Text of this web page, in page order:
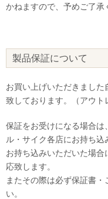
かねますので、予めご了承
製品保証について
お買い上げいただきまし
致しております。（アウト
保証をお受けになる場合
ル・サイク各店にお持ち込
お持ち込みいただいた場
応致します。
またその際は必ず保証書
い。